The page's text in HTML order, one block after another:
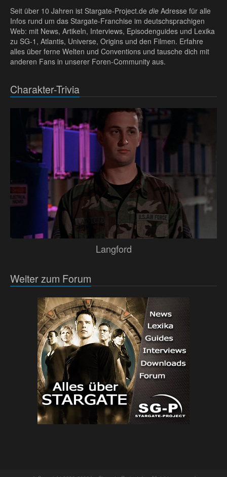
Seit über 10 Jahren ist Stargate-Project.de die Adresse für alle
Infos rund um das Stargate-Franchise im deutschsprachigen
Web: mit News, Artikeln, Interviews, Episodenguides und Lexika
zu SG-1, Atlantis, Universe, Origins und den Filmen. Erfahre
alles über ferne Welten und Conventions und tausche dich mit
anderen Fans in unserer Foren-Community aus.
Charakter-Trivia
Langford
Weiter zum Forum